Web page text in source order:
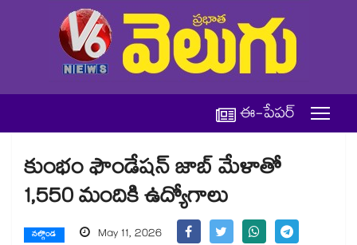
ఈ-పేపర్
కుంభం ఫౌండేషన్ జాబ్ మేళాతో
1,550 మందికి ఉద్యోగాలు
నల్గొండ May 11, 2026